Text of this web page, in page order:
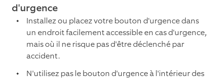
d'urgence
Installez ou placez votre bouton d'urgence dans
un endroit facilement accessible en cas d'urgence,
mais où il ne risque pas d'être déclenché par
accident.
N'utilisez pas le bouton d'urgence à l'intérieur des